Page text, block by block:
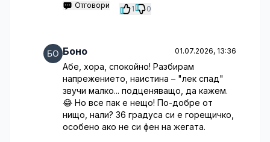
Отговори 1 0
Боно 01.07.2026, 13:36
Абе, хора, спокойно! Разбирам
напрежението, наистина – "лек спад"
звучи малко... подценяващо, да кажем.
😂 Но все пак е нещо! По-добре от
нищо, нали? 36 градуса си е горещичко,
особено ако не си фен на жегата.